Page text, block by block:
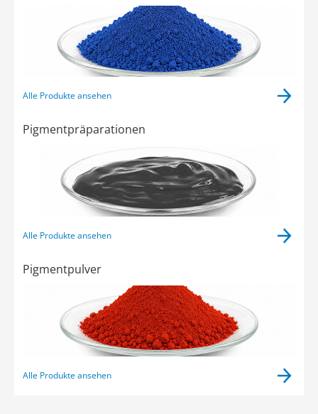
Alle Produkte ansehen
Pigmentpräparationen
Alle Produkte ansehen
Pigmentpulver
Alle Produkte ansehen